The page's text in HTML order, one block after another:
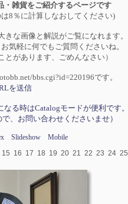
・雑貨をご紹介するページです
8％に計算しなおしてください)
な画像と解説がご覧になれます。
気軽に何でもご質問くださいね。
とがあります、ごめんなさい）
bbs.cgi?id=220196です。
を送信
る時はCatalogモードが便利です。
、お問い合わせくださいませ）
Slideshow
Mobile
15 16 17 18 19 20 21 22 23 24 25